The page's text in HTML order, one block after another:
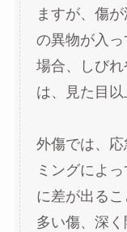
ますが、傷
の異物が入
場合、しび
は、見た目以
外傷では、
ミングによ
に差が出る
多い傷、深く